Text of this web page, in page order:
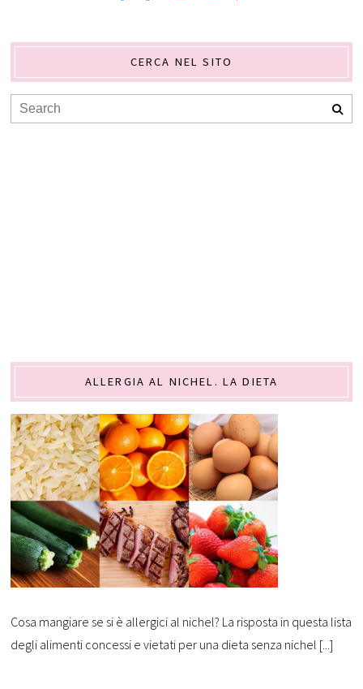
CERCA NEL SITO
ALLERGIA AL NICHEL. LA DIETA
Cosa mangiare se si è allergici al nichel? La risposta in questa lista
degli alimenti concessi e vietati per una dieta senza nichel [...]